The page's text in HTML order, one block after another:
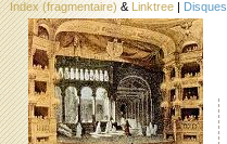
Index (fragmentaire) & Linktree | Disques